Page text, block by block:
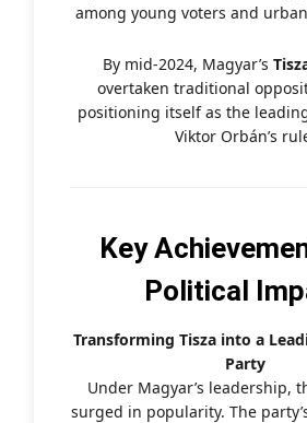
among young voters and
By mid-2024, Magyar’s
overtaken traditional
positioning itself as the
Viktor Orbán’s
Key
Political
Transforming Tisza into a
Party
Under Magyar’s leadership,
surged in popularity. The